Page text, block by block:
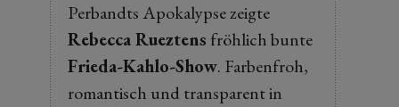
Perbandts Apokalypse zeigte
Rebecca Rueztens fröhlich bunte
Frieda-Kahlo-Show. Farbenfroh,
romantisch und transparent in